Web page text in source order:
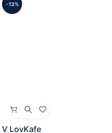
-13%
V LovKafe